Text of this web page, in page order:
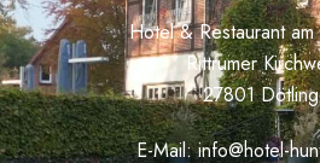
Hotel & Restaurant
Rittrumer
27801
E-Mail:info@hotel-